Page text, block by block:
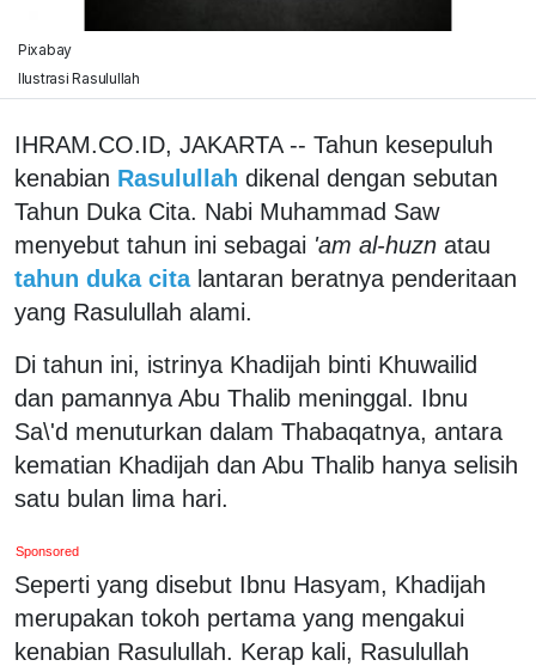
Pixabay
Ilustrasi Rasulullah
IHRAM.CO.ID, JAKARTA -- Tahun kesepuluh
kenabian Rasulullah dikenal dengan sebutan
Tahun Duka Cita. Nabi Muhammad Saw
menyebut tahun ini sebagai 'am al-huzn atau
tahun duka cita lantaran beratnya penderitaan
yang Rasulullah alami.
Di tahun ini, istrinya Khadijah binti Khuwailid
dan pamannya Abu Thalib meninggal. Ibnu
Sa\'d menuturkan dalam Thabaqatnya, antara
kematian Khadijah dan Abu Thalib hanya selisih
satu bulan lima hari.
Sponsored
Seperti yang disebut Ibnu Hasyam, Khadijah
merupakan tokoh pertama yang mengakui
kenabian Rasulullah. Kerap kali, Rasulullah